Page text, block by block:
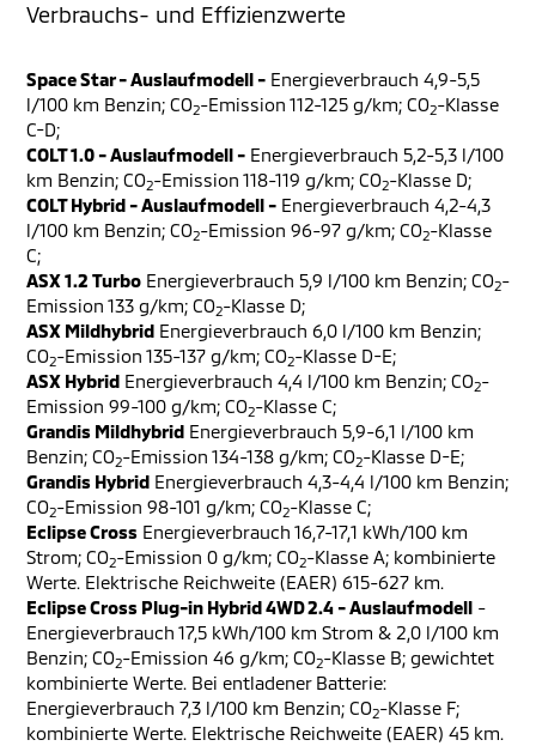
Verbrauchs- und Effizienzwerte
Space Star - Auslaufmodell - Energieverbrauch 4,9-5,5
l/100 km Benzin; CO2-Emission 112-125 g/km; CO2-Klasse
C-D;
COLT 1.0 - Auslaufmodell - Energieverbrauch 5,2-5,3 l/100
km Benzin; CO2-Emission 118-119 g/km; CO2-Klasse D;
COLT Hybrid - Auslaufmodell - Energieverbrauch 4,2-4,3
l/100 km Benzin; CO2-Emission 96-97 g/km; CO2-Klasse
C;
ASX 1.2 Turbo Energieverbrauch 5,9 l/100 km Benzin; CO2-
Emission 133 g/km; CO2-Klasse D;
ASX Mildhybrid Energieverbrauch 6,0 l/100 km Benzin;
CO2-Emission 135-137 g/km; CO2-Klasse D-E;
ASX Hybrid Energieverbrauch 4,4 l/100 km Benzin; CO2-
Emission 99-100 g/km; CO2-Klasse C;
Grandis Mildhybrid Energieverbrauch 5,9-6,1 l/100 km
Benzin; CO2-Emission 134-138 g/km; CO2-Klasse D-E;
Grandis Hybrid Energieverbrauch 4,3-4,4 l/100 km Benzin;
CO2-Emission 98-101 g/km; CO2-Klasse C;
Eclipse Cross Energieverbrauch 16,7-17,1 kWh/100 km
Strom; CO2-Emission 0 g/km; CO2-Klasse A; kombinierte
Werte. Elektrische Reichweite (EAER) 615-627 km.
Eclipse Cross Plug-in Hybrid 4WD 2.4 - Auslaufmodell -
Energieverbrauch 17,5 kWh/100 km Strom & 2,0 l/100 km
Benzin; CO2-Emission 46 g/km; CO2-Klasse B; gewichtet
kombinierte Werte. Bei entladener Batterie:
Energieverbrauch 7,3 l/100 km Benzin; CO2-Klasse F;
kombinierte Werte. Elektrische Reichweite (EAER) 45 km.